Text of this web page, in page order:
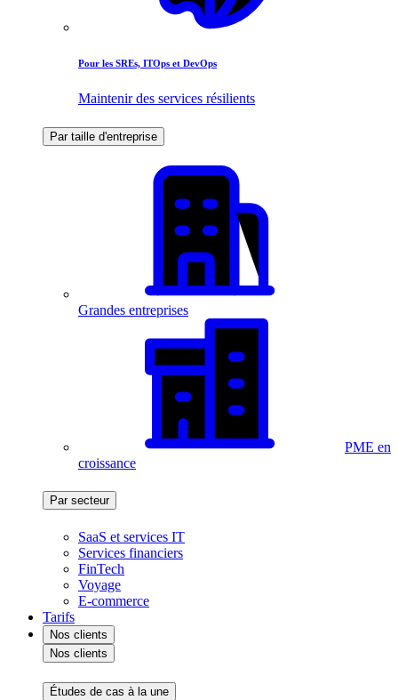
Pour les SREs, ITOps et DevOps
Maintenir des services résilients
Par taille d'entreprise
Grandes entreprises
PME en
croissance
Par secteur
SaaS et services IT
Services financiers
FinTech
Voyage
E-commerce
Tarifs
Nos clients
Nos clients
Études de cas à la une